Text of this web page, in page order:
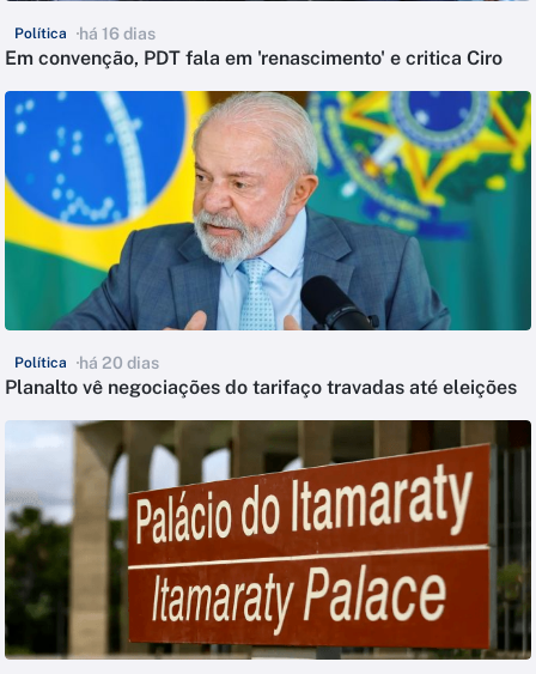
Política há 16 dias
Em convenção, PDT fala em 'renascimento' e critica Ciro
Política há 20 dias
Planalto vê negociações do tarifaço travadas até eleições